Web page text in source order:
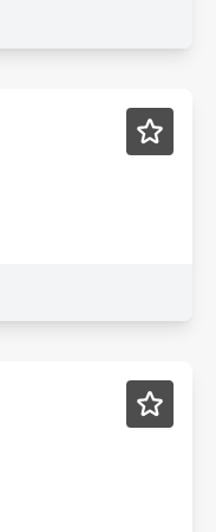
Em Construção